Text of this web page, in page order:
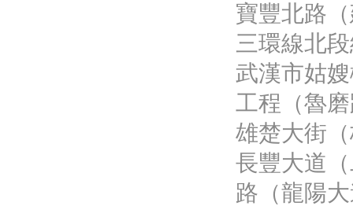
寶豐北路
三環線北
武漢市姑
工程（魯
雄楚大街
長豐大道
路（龍陽